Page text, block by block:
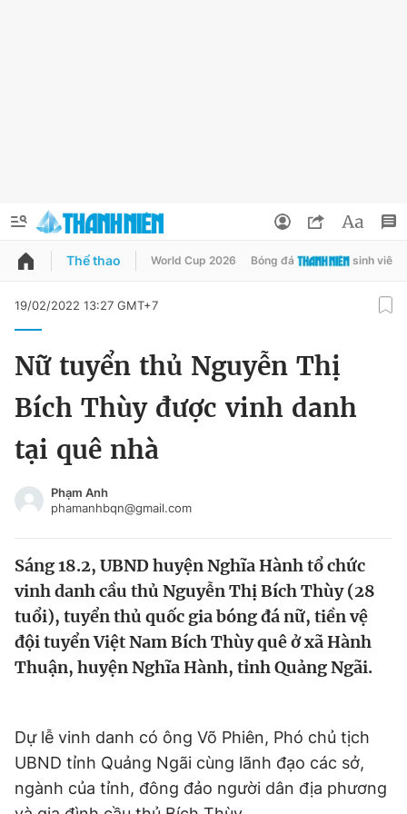
QUẢNG CÁO ĐẶT BÁO
Chuyên mục
Chào ngày mới
Video Magazine
Sản phẩm khác
Thông tin tòa soạn Liên hệ quảng cáo
Đổi mật khẩu
Tin đã lưu
Tin đã xem
Đăng xuất
Thể thao World Cup 2026 Bóng đá sinh viên
19/02/2022 13:27 GMT+7
Nữ tuyển thủ Nguyễn Thị
Bích Thùy được vinh danh
tại quê nhà
Phạm Anh
phamanhbqn@gmail.com
Sáng 18.2, UBND huyện Nghĩa Hành tổ chức
vinh danh cầu thủ Nguyễn Thị Bích Thùy (28
tuổi), tuyển thủ quốc gia bóng đá nữ, tiền vệ
đội tuyển Việt Nam Bích Thùy quê ở xã Hành
Thuận, huyện Nghĩa Hành, tỉnh Quảng Ngãi.
Dự lễ vinh danh có ông Võ Phiên, Phó chủ tịch
UBND tỉnh Quảng Ngãi cùng lãnh đạo các sở,
ngành của tỉnh, đông đảo người dân địa phương